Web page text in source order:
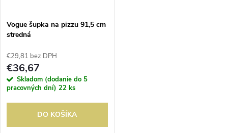
Vogue šupka na pizzu 91,5 cm
stredná
€29,81 bez DPH
€36,67
Skladom (dodanie do 5
pracovných dní) 22 ks
DO KOŠÍKA